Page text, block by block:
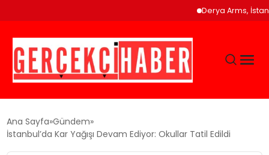
Derya Arms,
GÜNCEL
EĞITIM
Ana Sayfa Gündem
İstanbul’da Kar Yağışı Devam Ediyor: Okullar Tatil Edildi